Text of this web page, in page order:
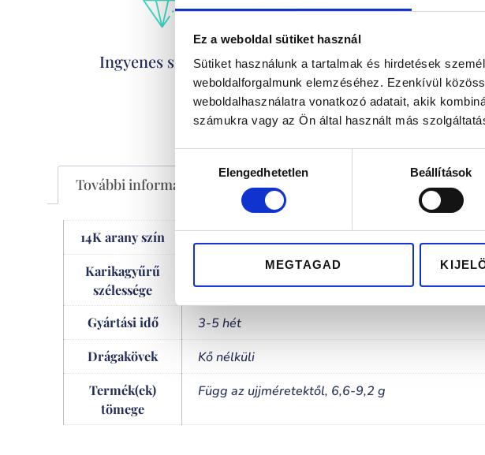
Ez a weboldal sütiket használ
Sütiket használunk a tartalmak és hirdetések
weboldalforgalmunk elemzéséhez. Ezenkívül
weboldalhasználatra vonatkozó adatait, akik
számukra vagy az Ön által használt más
kiválasztásaElengedhetetlen Beállítások
MEGTAGAD
Ingyenes szállítás Kizárólag hazai tervezés
További információk
14K arany szín
Karikagyűrű
szélessége
Gyártási idő
3-5 hét
Drágakövek
Kő nélküli
Termék(ek)
tömege
Függ az ujjméretektől, 6,6-9,2 g